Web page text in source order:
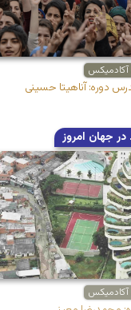
آکادمیکس
دوره: آناهیتا حسینی
در جهان امروز
آکادمیکس